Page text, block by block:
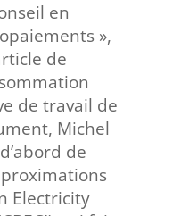
en
»,
de
de travail de
Michel
de
Electricity